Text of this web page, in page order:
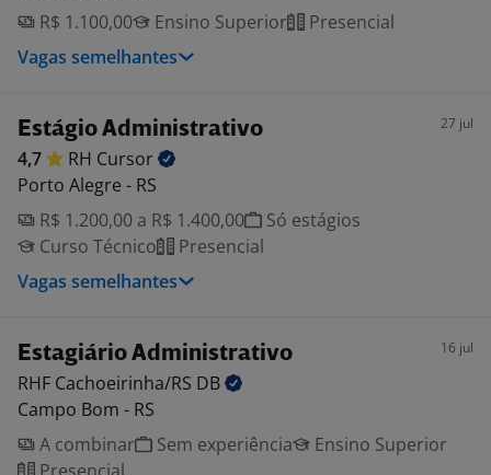
R$ 1.100,00
Ensino Superior
Presencial
Vagas semelhantes
Estágio Administrativo 27 jul
4,7 RH Cursor
Porto Alegre - RS
R$ 1.200,00 a R$ 1.400,00
Só estágios
Curso Técnico
Presencial
Vagas semelhantes
Estagiário Administrativo 16 jul
RHF Cachoeirinha/RS DB
Campo Bom - RS
A combinar
Sem experiência
Ensino Superior